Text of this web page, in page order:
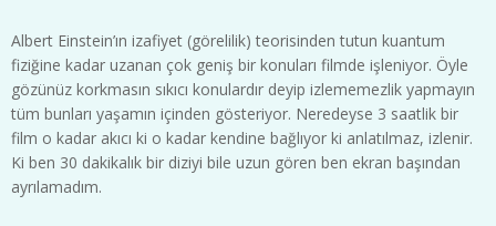
Albert Einstein’ın izafiyet (görelilik) teorisinden tutun kuantum
fiziğine kadar uzanan çok geniş bir konuları filmde işleniyor. Öyle
gözünüz korkmasın sıkıcı konulardır deyip izlememezlik yapmayın
tüm bunları yaşamın içinden gösteriyor. Neredeyse 3 saatlik bir
film o kadar akıcı ki o kadar kendine bağlıyor ki anlatılmaz, izlenir.
Ki ben 30 dakikalık bir diziyi bile uzun gören ben ekran başından
ayrılamadım.